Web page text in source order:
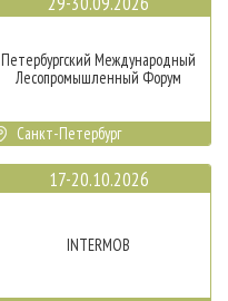
Петербургский Международный
Лесопромышленный Форум
Санкт-Петербург
17-20.10.2026
INTERMOB